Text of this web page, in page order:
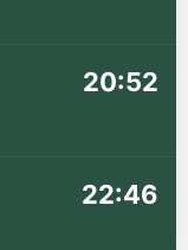
20:52
22:46